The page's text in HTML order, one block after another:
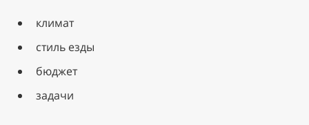
климат
стиль езды
бюджет
задачи